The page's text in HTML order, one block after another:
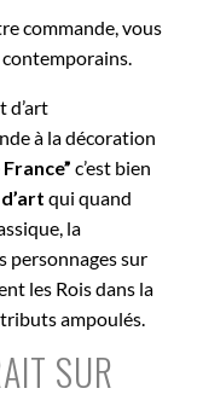
commande, vous
d’art
à la décoration
c’est bien
qui quand
la
personnages sur
les Rois dans la
ampoulés.
SUR